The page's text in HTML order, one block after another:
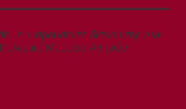
Previous
post:
Παρουσίαση δίσκου της ΔΜΣ
Μουσείο Αθηνών